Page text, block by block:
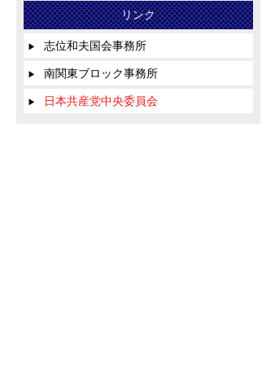
リンク
▶ 志位和夫国会事務所
▶ 南関東ブロック事務所
▶ 日本共産党中央委員会